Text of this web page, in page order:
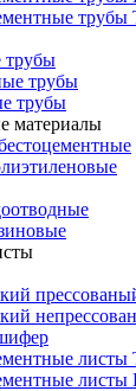
трубы
трубы
трубы
трубы
материалы
листы